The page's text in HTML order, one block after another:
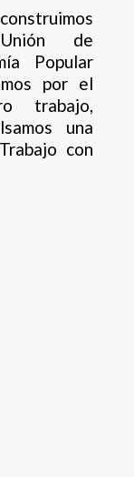
de
Popular
por el
trabajo,
una
con